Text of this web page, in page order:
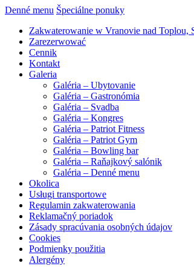
Denné menu Špeciálne ponuky
Zakwaterowanie w Vranovie nad Toplou,
Zarezerwować
Cennik
Kontakt
Galeria
Galéria – Ubytovanie
Galéria – Gastronómia
Galéria – Svadba
Galéria – Kongres
Galéria – Patriot Fitness
Galéria – Patriot Gym
Galéria – Bowling bar
Galéria – Raňajkový salónik
Galéria – Denné menu
Okolica
Usługi transportowe
Regulamin zakwaterowania
Reklamačný poriadok
Zásady spracúvania osobných údajov
Cookies
Podmienky použitia
Alergény